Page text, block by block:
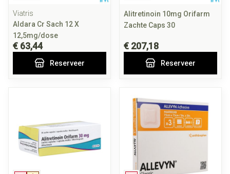
Viatris
Aldara Cr Sach 12 X
12,5mg/dose
€ 63,44
Reserveer
Alitretinoin 10mg Orifarm
Zachte Caps 30
€ 207,18
Reserveer